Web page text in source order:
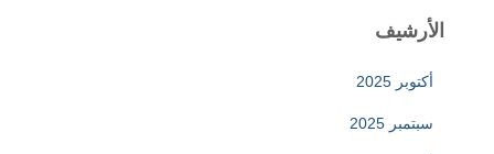
الأرشيف
أكتوبر 2025
سبتمبر 2025